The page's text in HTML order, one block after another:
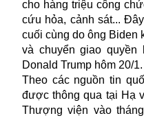
cho hàng triệu công
cứu hỏa, cảnh sát...
cuối cùng do ông Biden
và chuyển giao
Donald Trump hôm 20/1.
Theo các nguồn tin
đượcthông qua tại Hạ
Thượng viện vào